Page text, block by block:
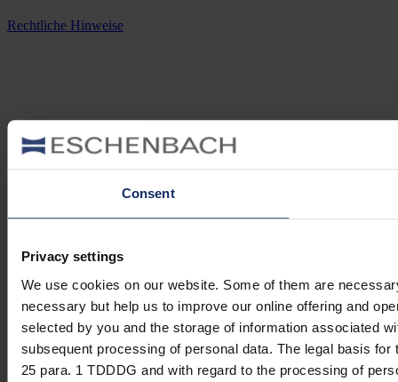
Consent
Privacy settings
We use cookies on our website. Some of them are
necessary but help us to improve our online offering and
selected by you and the storage of information associated
subsequent processing of personal data. The legal basis
25 para. 1 TDDDG and with regard to the processing of
Rechtliche Hinweise